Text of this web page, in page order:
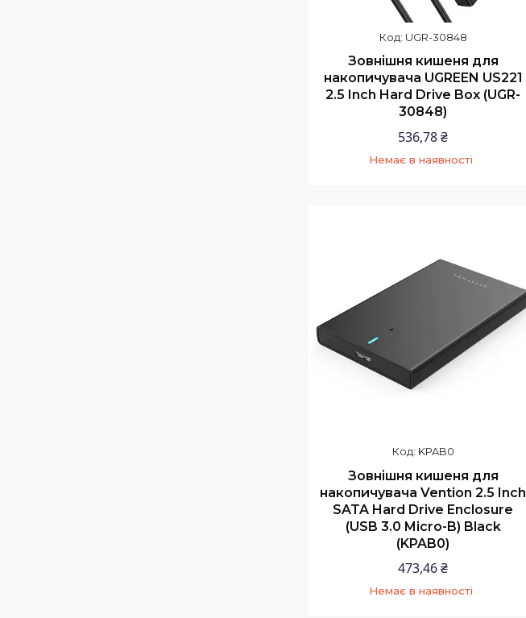
UGR-30848
Зовнішня кишеня для
накопичувача UGREEN US221
2.5 Inch Hard Drive Box (UGR-
30848)
536,78 ₴
Немає в наявності
KPAB0
Зовнішня кишеня для
накопичувача Vention 2.5 Inch
SATA Hard Drive Enclosure
(USB 3.0 Micro-B) Black
(KPAB0)
473,46 ₴
Немає в наявності